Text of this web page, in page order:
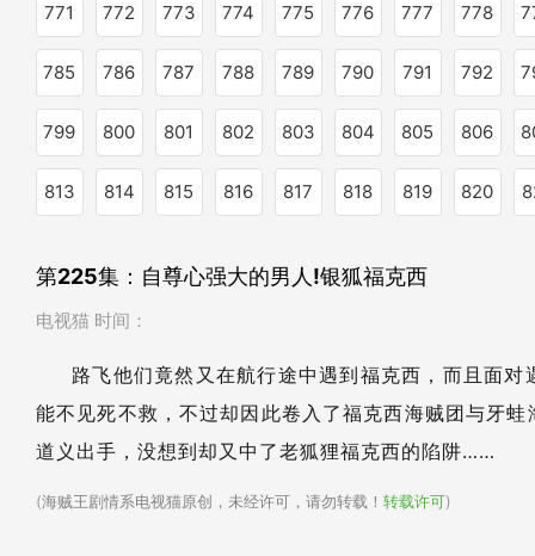
771 772 773 774 775 776 777 778
785 786 787 788 789 790 791 792
799 800 801 802 803 804 805 806
813 814 815 816 817 818 819 820
第225集：自尊心强大的男人!银狐福克西
电视猫 时间：
路飞他们竟然又在航行途中遇到福克西，而且面
能不见死不救，不过却因此卷入了福克西海贼团与牙
道义出手，没想到却又中了老狐狸福克西的陷阱……
(海贼王剧情系电视猫原创，未经许可，请勿转载！ 转载许可)